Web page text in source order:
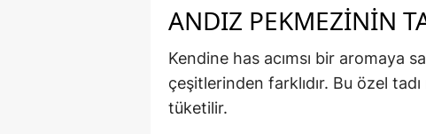
ANDIZ PEKMEZININ
Kendine has acımsı bir aromaya
çeşitlerinden farklıdır. Bu özel
tüketilir.